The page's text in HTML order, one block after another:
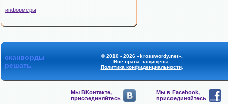
информеры
сканворды
решать
© 2010 - 2026 «krosswordy.net».
Все права защищены.
Политика конфиденциальности.
Мы ВКонтакте,
присоединяйтесь
Мы в Facebook,
присоединяйтесь